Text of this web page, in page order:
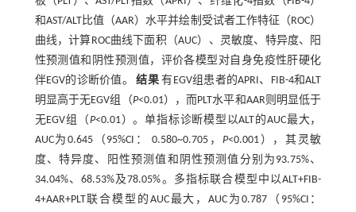
和AST/ALT比值（AAR）水平并绘制受试者工作特征（ROC）
曲线，计算ROC曲线下面积（AUC）、灵敏度、特异度、阳
性预测值和阴性预测值，评价各模型对自身免疫性肝硬化
伴EGV的诊断价值。结果 有EGV组患者的APRI、FIB-4和ALT
明显高于无EGV组（P<0.01），而PLT水平和AAR则明显低于
无EGV组（P<0.01）。单指标诊断模型以ALT的AUC最大，
AUC为0.645（95%CI： 0.580~0.705， P<0.001），其灵敏
度、特异度、阳性预测值和阴性预测值分别为93.75%、
34.04%、68.53%及78.05%。多指标联合模型中以ALT+FIB-
4+AAR+PLT联合模型的AUC最大，AUC为0.787（95%CI：